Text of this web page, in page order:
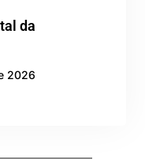
da
2026